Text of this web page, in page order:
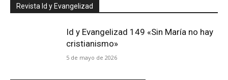
Revista Id y Evangelizad
Id y Evangelizad 149 «Sin María no hay
cristianismo»
5 de mayo de 2026